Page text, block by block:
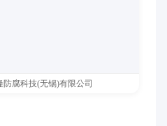
防腐科技(无锡)有限公司